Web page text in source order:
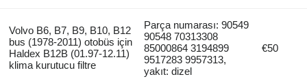
Volvo B6, B7, B9, B10, B12
bus (1978-2011) otobüs için
Haldex B12B (01.97-12.11)
klima kurutucu filtre
Parça numarası: 90549
90548 70313308
85000864 3194899
9517283 9957313,
yakıt: dizel
€50